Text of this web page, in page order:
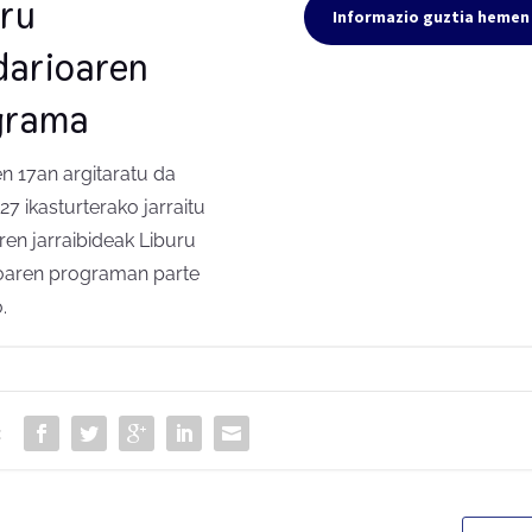
17an argitaratu da
ikasturterako jarraitu
jarraibideak Liburu
programan parte
Informazio guztia hemen